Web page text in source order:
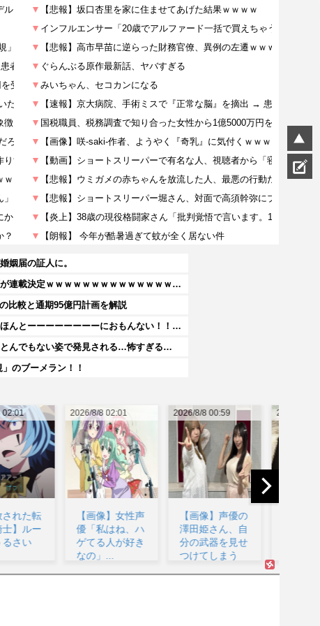
姻届の証人に。
【速報】超かぐや姫さん、とんでもないスピンオフ漫画が連載決定ｗｗｗｗｗｗｗｗｗｗｗｗｗｗｗｗｗｗｗｗｗ
比較と通期95億円計画を解説
【悲報】人気配信者「はっきり言う、ジャングリア沖縄ほんとーーーーーーーーにおもんない！！！！」→炎上
とんでもない姿で発見される…怖すぎる…
のブーメラン！！
8 02:01
像】女性声
私はね、ハ
る人が好き
2026/8/8 00:59
【画像】声優の
澤田姫さん、自
分の武器を見せ
つけてしまう
2026/8/8 00:54
ヤニねこの影響
受けてたばこ吸
ってみたいんだ
けど...
2026/8/
【
ン
ち
く